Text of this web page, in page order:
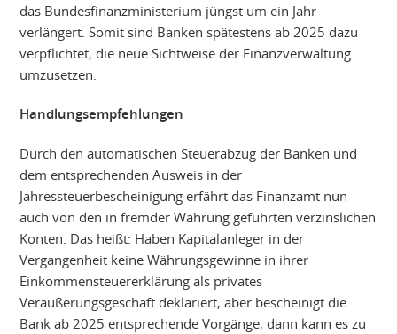
das Bundesfinanzministerium jüngst um ein Jahr
verlängert. Somit sind Banken spätestens ab 2025 dazu
verpflichtet, die neue Sichtweise der Finanzverwaltung
umzusetzen.
Handlungsempfehlungen
Durch den automatischen Steuerabzug der Banken und
dem entsprechenden Ausweis in der
Jahressteuerbescheinigung erfährt das Finanzamt nun
auch von den in fremder Währung geführten verzinslichen
Konten. Das heißt: Haben Kapitalanleger in der
Vergangenheit keine Währungsgewinne in ihrer
Einkommensteuererklärung als privates
Veräußerungsgeschäft deklariert, aber bescheinigt die
Bank ab 2025 entsprechende Vorgänge, dann kann es zu